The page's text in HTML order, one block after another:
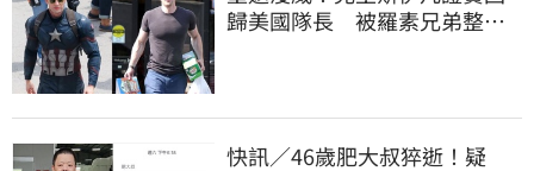
歸美國隊長 被羅素兄弟整到
快訊／46歲肥大叔猝逝！疑